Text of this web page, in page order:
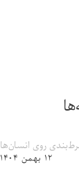
روی انسان‌ها
۱۲ بهمن ۱۴۰۴